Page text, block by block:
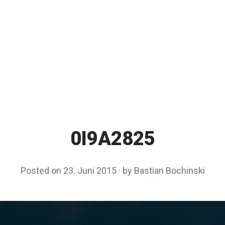
0I9A2825
Posted on 23. Juni 2015 by Bastian Bochinski